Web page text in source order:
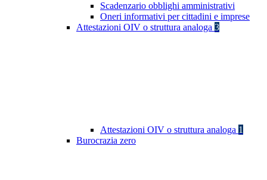
Scadenzario obblighi amministrativi
Oneri informativi per cittadini e imprese
Attestazioni OIV o struttura analoga 3
Attestazioni OIV o struttura analoga 1
Burocrazia zero